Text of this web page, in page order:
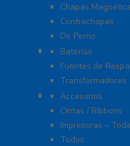
Chapas
Contrachapas
De Perno
Fuentes de
Baterías
Fuentes de
Transformadores
Identificación y
Accesorios
Cintas / Ribbons
Impresoras –
Todos